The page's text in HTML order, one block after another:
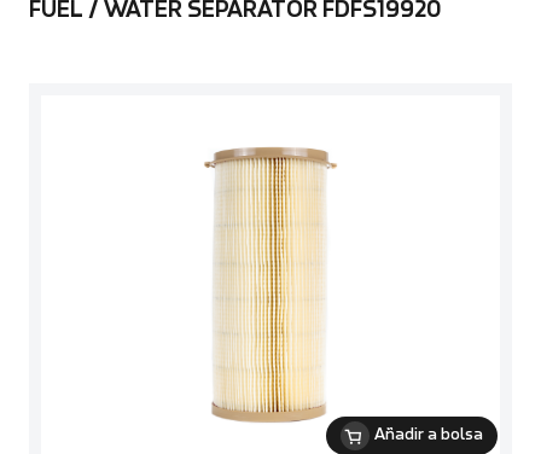
FUEL / WATER SEPARATOR FDFS19920
Añadir a bolsa